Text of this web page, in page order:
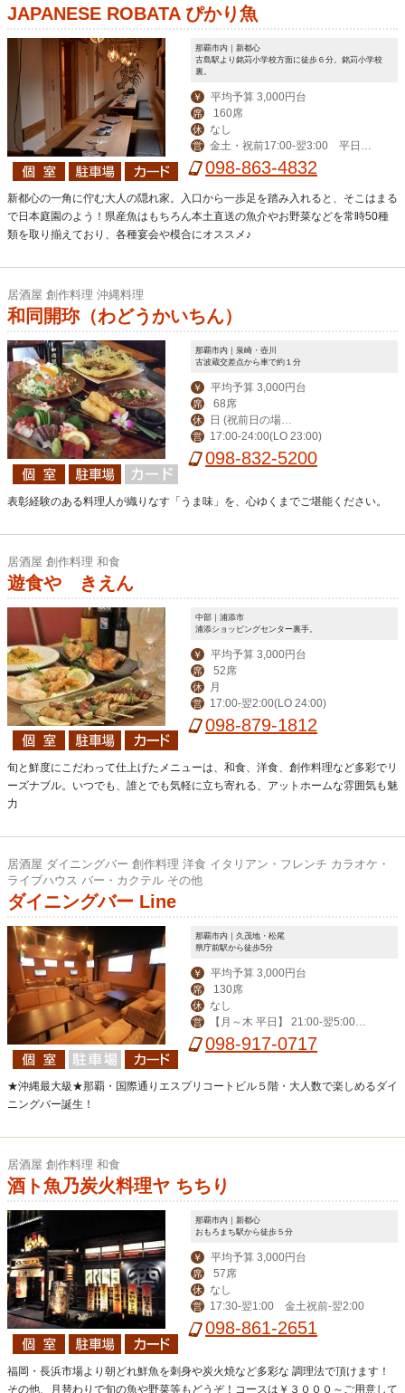
JAPANESE ROBATA ぴかり魚
那覇市内｜新都心
古島駅より銘苅小学校方面に徒歩６分。銘苅小学校
裏。
￥ 平均予算 3,000円台
席 160席
休 なし
営
金土・祝前17:00-翌3:00 平日17:
00-翌2:00
098-863-4832
新都心の一角に佇む大人の隠れ家。入口から一歩足を踏み入れると、そこはまる
で日本庭園のよう！県産魚はもちろん本土直送の魚介やお野菜などを常時50種
類を取り揃えており、各種宴会や模合にオススメ♪
居酒屋 創作料理 沖縄料理
和同開珎（わどうかいちん）
那覇市内｜泉崎・壺川
古波蔵交差点から車で約１分
￥ 平均予算 3,000円台
席 68席
休
は営業、翌日休み)
営 17:00-24:00(LO 23:00)
098-832-5200
表彰経験のある料理人が織りなす「うま味」を、心ゆくまでご堪能ください。
居酒屋 創作料理 和食
遊食や きえん
中部｜浦添市
浦添ショッピングセンター裏手。
￥ 平均予算 3,000円台
席 52席
休 月
営 17:00-翌2:00(LO 24:00)
098-879-1812
旬と鮮度にこだわって仕上げたメニューは、和食、洋食、創作料理など多彩でリ
ーズナブル。いつでも、誰とでも気軽に立ち寄れる、アットホームな雰囲気も魅
力
居酒屋 ダイニングバー 創作料理 洋食 イタリアン・フレンチ カラオケ・
ライブハウス バー・カクテル その他
ダイニングバー Line
那覇市内｜久茂地・松尾
県庁前駅から徒歩5分
￥ 平均予算 3,000円台
席 130席
休 なし
営
【月～木 平日】 21:00-翌5:00
【その他】19:00-翌6:00
098-917-0717
★沖縄最大級★那覇・国際通りエスプリコートビル５階・大人数で楽しめるダイ
ニングバー誕生！
居酒屋 創作料理 和食
酒ト魚乃炭火料理ヤ ちちり
那覇市内｜新都心
おもろまち駅から徒歩５分
￥ 平均予算 3,000円台
席 57席
休 なし
営 17:30‐翌1:00 金土祝前-翌2:00
098-861-2651
福岡・長浜市場より朝どれ鮮魚を刺身や炭火焼など多彩な 調理法で頂けます！
その他、月替わりで旬の魚や野菜等もどうぞ！コースは￥３０００～ご用意して